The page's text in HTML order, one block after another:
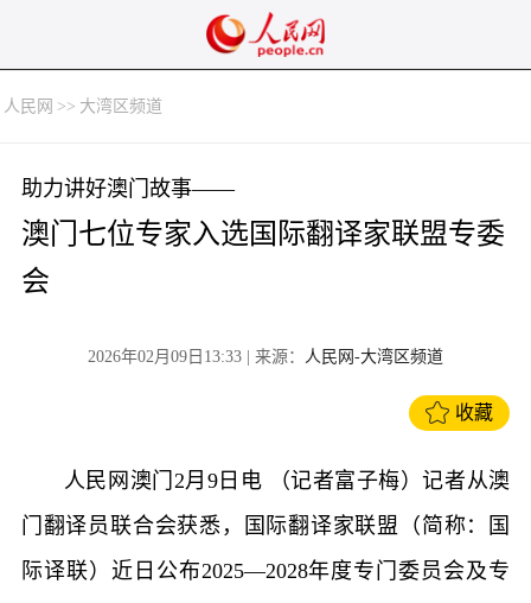
人民网 >> 大湾区频道
助力讲好澳门故事——
澳门七位专家入选国际翻译家联盟专委
会
2026年02月09日13:33 | 来源： 人民网-大湾区频道
收藏
人民网澳门2月9日电 （记者富子梅）记者从澳
门翻译员联合会获悉，国际翻译家联盟（简称：国
际译联）近日公布2025—2028年度专门委员会及专